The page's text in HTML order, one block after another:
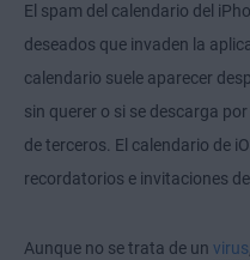
El spam del calendario del
deseados que invaden la
calendario suele aparecer
sin querer o si se descarga
de terceros. El calendario de
recordatorios e invitaciones
Aunque no se trata de un virus